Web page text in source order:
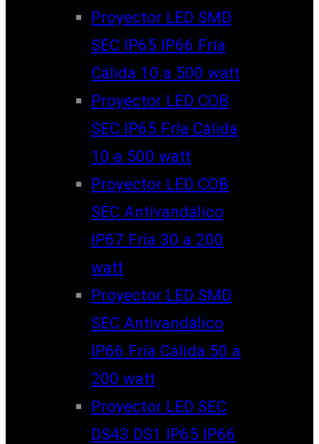
Proyector LED SMD
SEC IP65 IP66 Fría
Cálida 10 a 500 watt
Proyector LED COB
SEC IP65 Fría Cálida
10 a 500 watt
Proyector LED COB
SEC Antivandálico
IP67 Fría 30 a 200
watt
Proyector LED SMD
SEC Antivandálico
IP66 Fría Cálida 50 a
200 watt
Proyector LED SEC
DS43 DS1 IP65 IP66